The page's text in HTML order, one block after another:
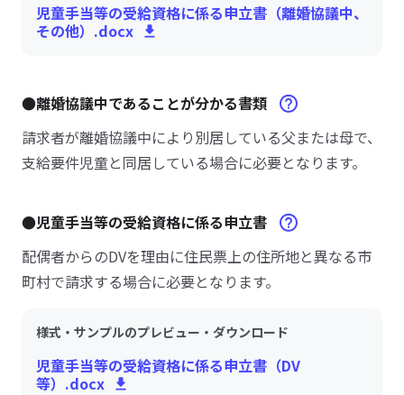
児童手当等の受給資格に係る申立書（離婚協議中、
その他）.docx
●離婚協議中であることが分かる書類
請求者が離婚協議中により別居している父または母で、
支給要件児童と同居している場合に必要となります。
●児童手当等の受給資格に係る申立書
配偶者からのDVを理由に住民票上の住所地と異なる市
町村で請求する場合に必要となります。
様式・サンプルのプレビュー・ダウンロード
児童手当等の受給資格に係る申立書（DV
等）.docx